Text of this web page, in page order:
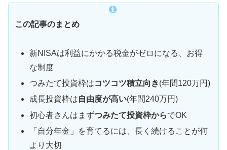
この記事のまとめ
新NISAは利益にかかる税金がゼロになる、お得
な制度
つみたて投資枠はコツコツ積立向き(年間120万円)
成長投資枠は自由度が高い(年間240万円)
初心者さんはまずつみたて投資枠からでOK
「自分年金」を育てるには、長く続けることが何
より大切